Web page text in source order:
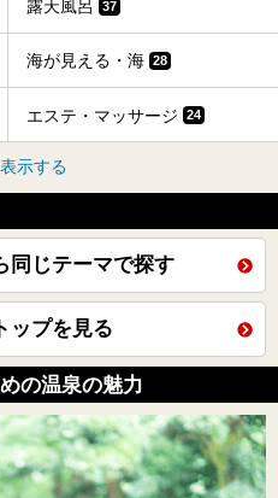
露天風呂 37
海が見える・海 28
エステ・マッサージ 24
示する
同じテーマで探す
ップを見る
の温泉の魅力